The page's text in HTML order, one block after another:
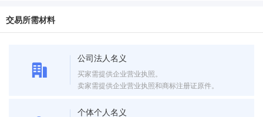
交易所需材料
公司法人名义
买家需提供企业营业执照。
卖家需提供企业营业执照和商标注册证原件。
个体个人名义